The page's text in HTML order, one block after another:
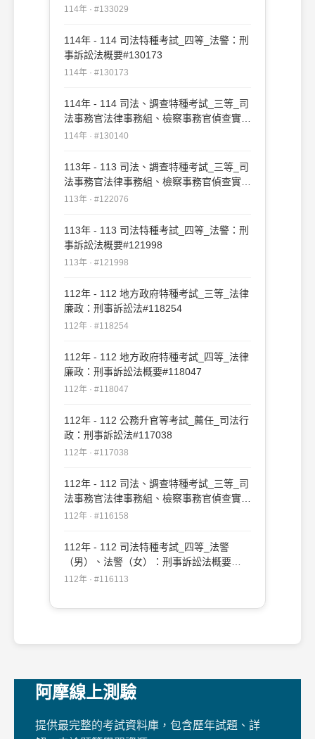
114年 · #133029
114年 - 114 司法特種考試_四等_法警：刑
事訴訟法概要#130173
114年 · #130173
114年 - 114 司法、調查特種考試_三等_司
法事務官法律事務組、檢察事務官偵查實務
組、公職法醫師、法律實務組：刑事訴訟法
114年 · #130140
113年 - 113 司法、調查特種考試_三等_司
法事務官法律事務組、檢察事務官偵查實務
組、公職法醫師、法律實務組：刑事訴訟法
113年 · #122076
113年 - 113 司法特種考試_四等_法警：刑
事訴訟法概要#121998
113年 · #121998
112年 - 112 地方政府特種考試_三等_法律
廉政：刑事訴訟法#118254
112年 · #118254
112年 - 112 地方政府特種考試_四等_法律
廉政：刑事訴訟法概要#118047
112年 · #118047
112年 - 112 公務升官等考試_薦任_司法行
政：刑事訴訟法#117038
112年 · #117038
112年 - 112 司法、調查特種考試_三等_司
法事務官法律事務組、檢察事務官偵查實務
組、公職法醫師、法律實務組：刑事訴訟法
112年 · #116158
112年 - 112 司法特種考試_四等_法警
（男）、法警（女）：刑事訴訟法概要
#116113
112年 · #116113
阿摩線上測驗
提供最完整的考試資料庫，包含歷年試題、詳